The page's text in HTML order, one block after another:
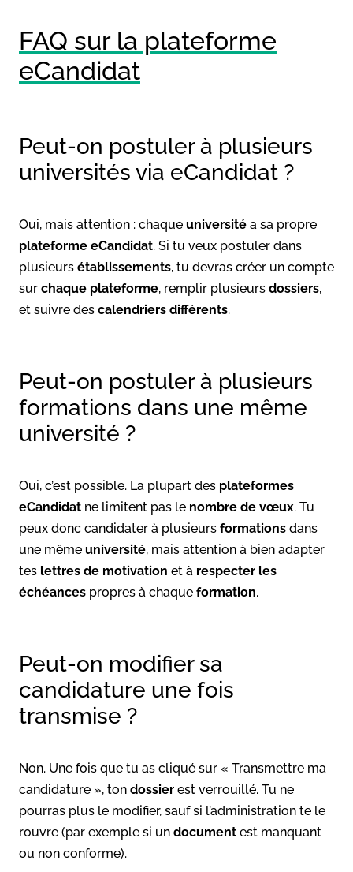
FAQ sur la plateforme
eCandidat
Peut-on postuler à plusieurs
universités via eCandidat ?
Oui, mais attention : chaque université a sa propre
plateforme eCandidat. Si tu veux postuler dans
plusieurs établissements, tu devras créer un compte
sur chaque plateforme, remplir plusieurs dossiers,
et suivre des calendriers différents.
Peut-on postuler à plusieurs
formations dans une même
université ?
Oui, c’est possible. La plupart des plateformes
eCandidat ne limitent pas le nombre de vœux. Tu
peux donc candidater à plusieurs formations dans
une même université, mais attention à bien adapter
tes lettres de motivation et à respecter les
échéances propres à chaque formation.
Peut-on modifier sa
candidature une fois
transmise ?
Non. Une fois que tu as cliqué sur « Transmettre ma
candidature », ton dossier est verrouillé. Tu ne
pourras plus le modifier, sauf si l’administration te le
rouvre (par exemple si un document est manquant
ou non conforme).